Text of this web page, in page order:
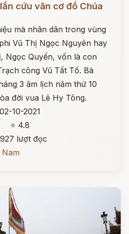
cứu vãn cơ đồ Chúa
mà nhân dân trong vùng
Vũ Thị Ngọc Nguyên hay
Ngọc Quyến, vốn là con
công Vũ Tất Tố. Bà
3 âm lịch năm thứ 10
đời vua Lê Hy Tông.
02-10-2021
⭐ 4.8
lượt đọc